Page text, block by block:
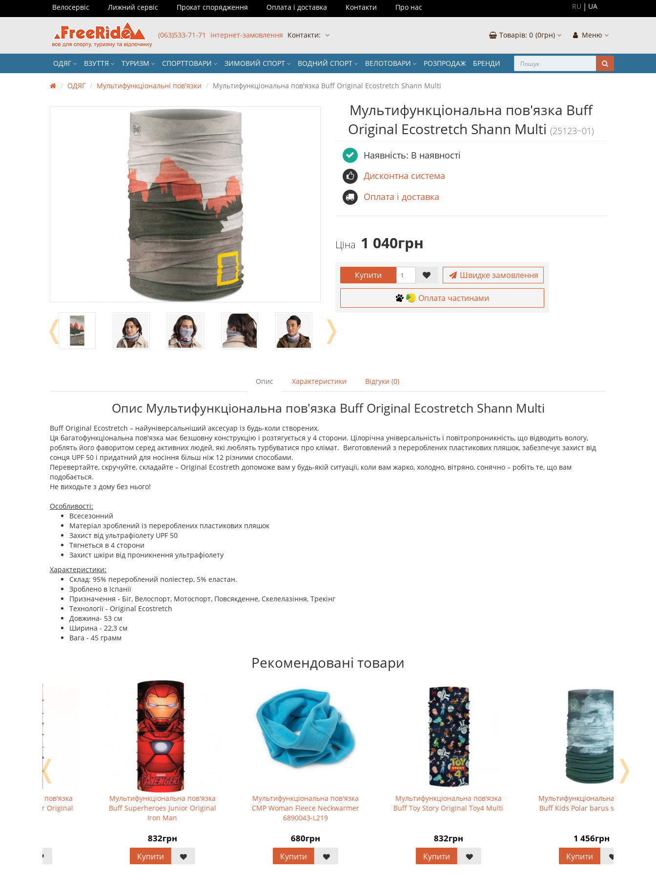
Велосервіс Лижний сервіс Прокат спорядження Оплата і доставка Контакти Про нас RU UA
(063)533-71-71 інтернет-замовлення Контакти: (0грн)
Товарів: 0 Меню
ОДЯГ ВЗУТТЯ ТУРИЗМ СПОРТТОВАРИ ЗИМОВИЙ СПОРТ ВОДНИЙ СПОРТ ВЕЛОТОВАРИ РОЗПРОДАЖ БРЕНДИ
ОДЯГ Мультифункціональні пов'язки Мультифункціональна пов'язка Buff Original Ecostretch Shann Multi
❬ ❭
Мультифункціональна пов'язка Buff
Original Ecostretch Shann Multi (25123~01)
Наявність: В наявності
Дисконтна система
Оплата і доставка
Ціна 1 040грн
Купити Швидке замовлення
Оплата частинами
Опис Характеристики Відгуки (0)
Опис Мультифункціональна пов'язка Buff Original Ecostretch Shann Multi
Buff Original Ecostretch – найуніверсальніший аксесуар із будь-коли створених.
Ця багатофункціональна пов'язка має безшовну конструкцію і розтягується у 4 сторони. Цілорічна універсальність і повітропроникність, що відводить вологу,
роблять його фаворитом серед активних людей, які люблять турбуватися про клімат. Виготовлений з перероблених пластикових пляшок, забезпечує захист від
сонця UPF 50 і придатний для носіння більш ніж 12 різними способами.
Перевертайте, скручуйте, складайте – Original Ecostreth допоможе вам у будь-якій ситуації, коли вам жарко, холодно, вітряно, сонячно – робіть те, що вам
подобається.
Не виходьте з дому без нього!
Особливості:
Всесезонний
Матеріал зроблений із перероблених пластикових пляшок
Захист від ультрафіолету UPF 50
Тягнеться в 4 сторони
Захист шкіри від проникнення ультрафіолету
Характеристики:
Склад: 95% перероблений поліестер, 5% еластан.
Зроблено в Іспанії
Призначення - Біг, Велоспорт, Мотоспорт, Повсякденне, Скелелазіння, Трекінг
Технології - Original Ecostretch
Довжина- 53 см
Ширина - 22,3 см
Вага - 45 грамм
Рекомендовані товари
Мультифункціональна пов'язка
Buff Superheroes Junior Original
Мультифункціональна пов'язка
CMP Woman Fleece Neckwarmer
Мультифункціональна пов'язка
Buff Toy Story Original Toy4 Multi
Мультифункціональна пов'язка
Buff Kids Polar barus silversage
❬ ❭